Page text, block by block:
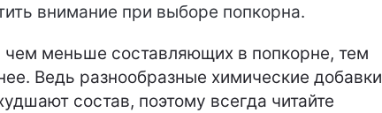
внимание при выборе попкорна.
чем меньше составляющих в попкорне, тем
Ведь разнообразные химические добавки
состав, поэтому всегда читайте